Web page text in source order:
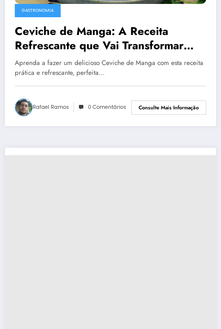
GASTRONOMIA
Ceviche de Manga: A Receita
Refrescante que Vai Transformar
Seu Cardápio
Aprenda a fazer um delicioso Ceviche de Manga com esta receita
prática e refrescante, perfeita…
Rafael Ramos 0 Comentários Consulte Mais Informação